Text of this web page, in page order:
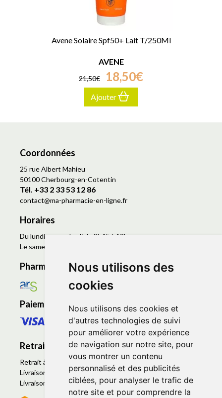
Nous utilisons des
cookies
Nous utilisons des cookies et
d'autres technologies de suivi
pour améliorer votre expérience
de navigation sur notre site, pour
vous montrer un contenu
personnalisé et des publicités
ciblées, pour analyser le trafic de
notre site et pour comprendre la
Avene Solaire Spf50+ Lait T/250Ml
AVENE
21,50€ 18,50€
Ajouter
Coordonnées
25 rue Albert Mahieu
50100 Cherbourg-en-Cotentin
Tél. +33 2 33 53 12 86
contact@ma-pharmacie-en-ligne.fr
Horaires
Du lundi au vendredi de 8h45 à 19h
Le samedi de 9h à 19h
Pharmacie en ligne agréée
Paiement sécurisé
Retrait - Livraison
Retrait à la pharmacie - Click & Collect
Livraison en Point Relais
Livraison à domicile